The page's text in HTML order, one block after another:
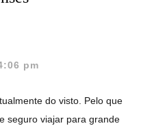
pm
do visto. Pelo que
seguro viajar para grande